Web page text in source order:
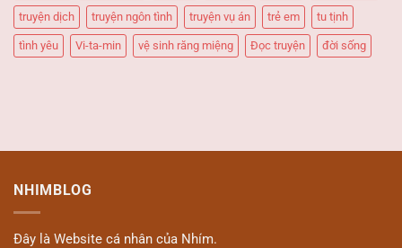
truyện dịch truyện ngôn tình truyện vụ án trẻ em tu tịnh
tình yêu Vi-ta-min vệ sinh răng miệng Đọc truyện đời sống
NHIMBLOG
Đây là Website cá nhân của Nhím.